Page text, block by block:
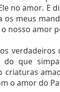
no amor. E
meus
nosso amor
do que
o amor do